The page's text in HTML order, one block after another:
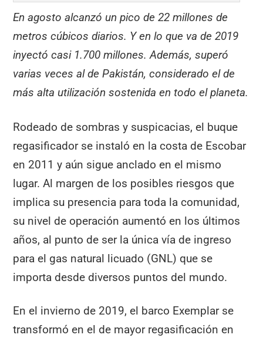
En agosto alcanzó un pico de 22 millones de
metros cúbicos diarios. Y en lo que va de 2019
inyectó casi 1.700 millones. Además, superó
varias veces al de Pakistán, considerado el de
más alta utilización sostenida en todo el planeta.
Rodeado de sombras y suspicacias, el buque
regasificador se instaló en la costa de Escobar
en 2011 y aún sigue anclado en el mismo
lugar. Al margen de los posibles riesgos que
implica su presencia para toda la comunidad,
su nivel de operación aumentó en los últimos
años, al punto de ser la única vía de ingreso
para el gas natural licuado (GNL) que se
importa desde diversos puntos del mundo.
En el invierno de 2019, el barco Exemplar se
transformó en el de mayor regasificación en